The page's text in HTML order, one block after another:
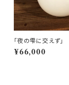
「夜の雫に交えず」
¥66,000